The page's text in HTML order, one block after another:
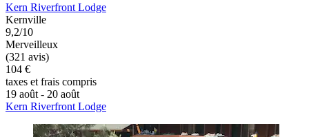
Kern Riverfront Lodge
Kernville
9,2/10
Merveilleux
(321 avis)
104 €
taxes et frais compris
19 août - 20 août
Kern Riverfront Lodge